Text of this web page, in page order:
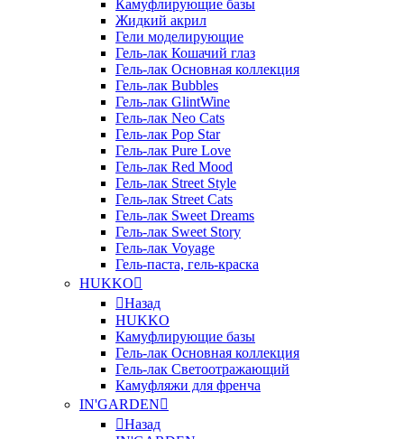
Камуфлирующие базы
Жидкий акрил
Гели моделирующие
Гель-лак Кошачий глаз
Гель-лак Основная коллекция
Гель-лак Bubbles
Гель-лак GlintWine
Гель-лак Neo Cats
Гель-лак Pop Star
Гель-лак Pure Love
Гель-лак Red Mood
Гель-лак Street Style
Гель-лак Street Cats
Гель-лак Sweet Dreams
Гель-лак Sweet Story
Гель-лак Voyage
Гель-паста, гель-краска
HUKKO
Назад
HUKKO
Камуфлирующие базы
Гель-лак Основная коллекция
Гель-лак Светоотражающий
Камуфляжи для френча
IN'GARDEN
Назад